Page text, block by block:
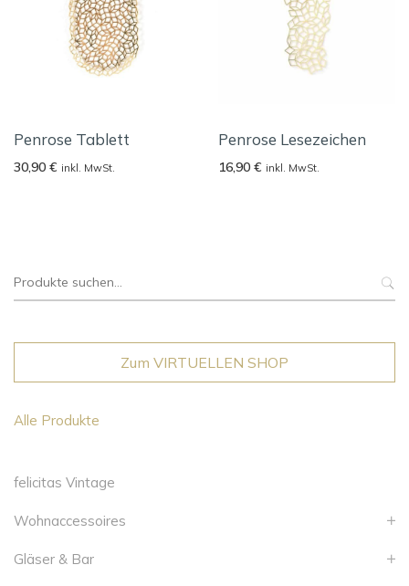
Penrose Tablett
30,90 € inkl. MwSt.
Penrose Lesezeichen
16,90 € inkl. MwSt.
Suche
Zum VIRTUELLEN SHOP
Alle Produkte
felicitas Vintage
Wohnaccessoires
Gläser & Bar